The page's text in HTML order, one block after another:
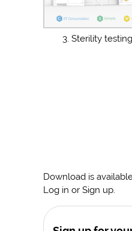
3. Sterility testing
Download is
Log in or Sign up.